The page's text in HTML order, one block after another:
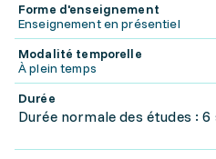
Forme d'enseignement
Enseignement en présentiel
Modalité temporelle
À plein temps
Durée
Durée normale des études :